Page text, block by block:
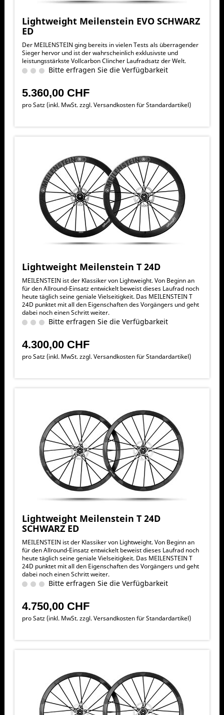
Lightweight Meilenstein EVO SCHWARZ
ED
Der MEILENSTEIN ging bereits in vielen Tests als überragender
Sieger hervor und ist der wahrscheinlich exklusivste und
leistungsstärkste Vollcarbon Clincher Laufradsatz der Welt.
Bitte erfragen Sie die Verfügbarkeit
5.360,00 CHF
pro Satz (inkl. MwSt. zzgl.Versandkosten für Standardartikel)
Lightweight Meilenstein T 24D
MEILENSTEIN ist der Klassiker von Lightweight. Von Beginn an
für den Allround-Einsatz entwickelt beweist dieses Laufrad noch
heute täglich seine geniale Vielseitigkeit. Das MEILENSTEIN T
24D punktet mit all den Eigenschaften des Vorgängers und geht
dabei noch einen Schritt weiter.
Bitte erfragen Sie die Verfügbarkeit
4.300,00 CHF
pro Satz (inkl. MwSt. zzgl.Versandkosten für Standardartikel)
Lightweight Meilenstein T 24D
SCHWARZ ED
MEILENSTEIN ist der Klassiker von Lightweight. Von Beginn an
für den Allround-Einsatz entwickelt beweist dieses Laufrad noch
heute täglich seine geniale Vielseitigkeit. Das MEILENSTEIN T
24D punktet mit all den Eigenschaften des Vorgängers und geht
dabei noch einen Schritt weiter.
Bitte erfragen Sie die Verfügbarkeit
4.750,00 CHF
pro Satz (inkl. MwSt. zzgl.Versandkosten für Standardartikel)